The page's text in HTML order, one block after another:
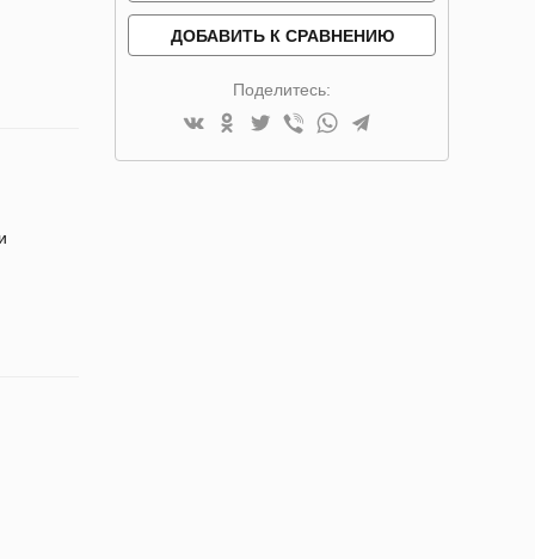
ДОБАВИТЬ К СРАВНЕНИЮ
Поделитесь: